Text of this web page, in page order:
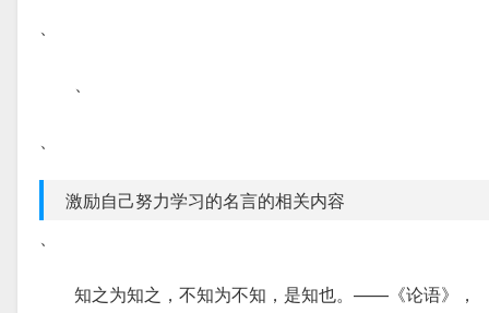
、
、
、
激励自己努力学习的名言的相关内容
、
知之为知之，不知为不知，是知也。——《论语》，